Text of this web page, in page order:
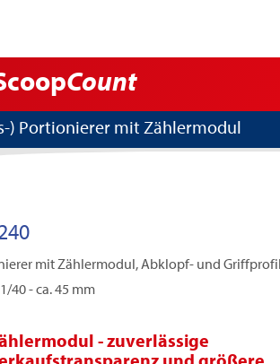
Count
) Portionierer mit Zählermodul
mit Zählermodul, Abklopf- und Griffprofil
40 - ca. 45 mm
- zuverlässige